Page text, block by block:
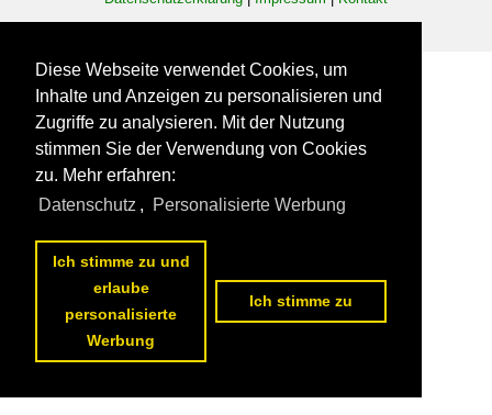
Diese Webseite verwendet Cookies, um
Inhalte und Anzeigen zu personalisieren und
Zugriffe zu analysieren. Mit der Nutzung
stimmen Sie der Verwendung von Cookies
zu. Mehr erfahren:
Datenschutz , Personalisierte Werbung
Ich stimme zu und
erlaube
personalisierte
Werbung
Ich stimme zu